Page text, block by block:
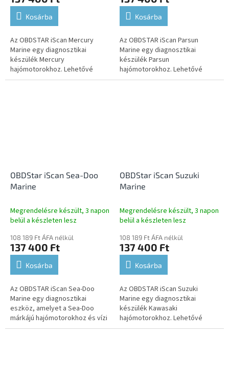
Kosárba
Az OBDSTAR iScan Mercury
Marine egy diagnosztikai
készülék Mercury
hajómotorokhoz. Lehetővé
teszi a hibakódok kiolvasását
Kosárba
Az OBDSTAR iScan Parsun
Marine egy diagnosztikai
készülék Parsun
hajómotorokhoz. Lehetővé
teszi a hibakódok kiolvasását
OBDStar iScan Sea-Doo
Marine
Megrendelésre készült, 3 napon
belül a készleten lesz
108 189 Ft ÁFA nélkül
137 400 Ft
Kosárba
Az OBDSTAR iScan Sea-Doo
Marine egy diagnosztikai
eszköz, amelyet a Sea-Doo
márkájú hajómotorokhoz és vízi
motoros szánokhoz
OBDStar iScan Suzuki
Marine
Megrendelésre készült, 3 napon
belül a készleten lesz
108 189 Ft ÁFA nélkül
137 400 Ft
Kosárba
Az OBDSTAR iScan Suzuki
Marine egy diagnosztikai
készülék Kawasaki
hajómotorokhoz. Lehetővé
teszi a hibakódok kiolvasását